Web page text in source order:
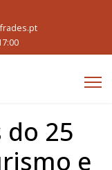
do 25
e